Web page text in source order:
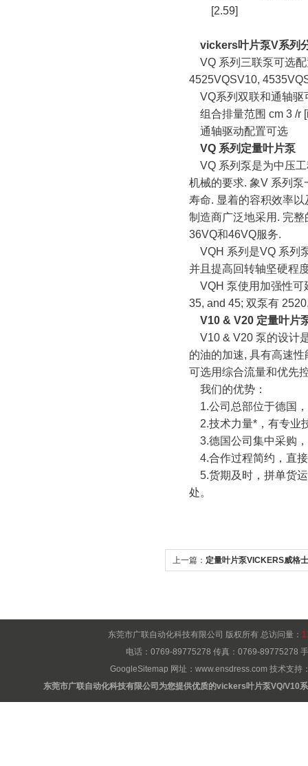
[2.59]
vickers叶片泵V系列
VQ 系列三联泵可选配
4525VQSV10,
VQ系列双联和通轴驱
组合排量范围 cm 3 /r
通轴驱动配置可选
VQ 系列定量叶片泵
VQ 系列泵是为中压工
机械的要求. 象V 系列
寿命. 显着的容积效率
制造商广泛地采用. 完
36VQ和46VQ服务.
VQH 系列是VQ 系列
并且提高回转轴坚硬程
VQH 泵使用加强性可
35, and 45; 双泵有
V10 & V20 定量叶片
V10 & V20 泵的设计
的油的加速, 具有高速
可选用综合流量和优先
我们的优势：
1.公司总部位于德国
2.技术力量*，有专业
3.德国公司集中采购
4.合作过程简约，直
5.货期及时，拼单货
处。
上一篇： 定量叶片泵VICKERS威格
东莞市广联自动化科技有限公司 版权所有 总访问量：
电话：0769-89775278 传真：0769-89775278
GoogleSitemap 网址： www.ensdress.com 技术支持
东莞市广联自动化科技有限公司为您提供优质的vickers叶片泵VQ/V10